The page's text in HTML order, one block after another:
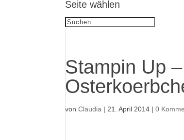
Seite wählen
Stampin Up
vonClaudia | 21. April 2014 |0